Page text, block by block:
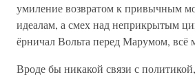
умиление возвратом к привычным
идеалам, а смех над неприкрытым
ёрничал Вольта перед Марумом, всё
Вроде бы никакой связи с